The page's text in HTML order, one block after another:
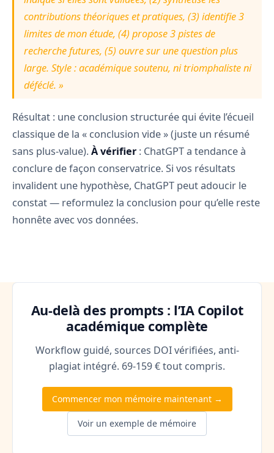
contributions théoriques et pratiques, (3) identifie 3
limites de mon étude, (4) propose 3 pistes de
recherche futures, (5) ouvre sur une question plus
large. Style : académique soutenu, ni triomphaliste ni
déféclé. »
Résultat : une conclusion structurée qui évite l’écueil
classique de la « conclusion vide » (juste un résumé
sans plus-value). À vérifier : ChatGPT a tendance à
conclure de façon conservatrice. Si vos résultats
invalident une hypothèse, ChatGPT peut adoucir le
constat — reformulez la conclusion pour qu’elle reste
honnête avec vos données.
Au-delà des prompts : l’IA Copilot
académique complète
Workflow guidé, sources DOI vérifiées, anti-
plagiat intégré. 69-159 € tout compris.
Commencer mon mémoire maintenant →
Voir un exemple de mémoire